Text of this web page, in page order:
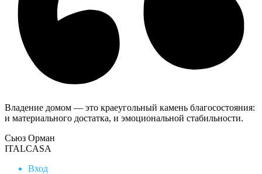
Владение домом — это краеугольный камень благосостояния:
и материального достатка, и эмоциональной стабильности.
Сьюз Орман
ITALCASA
Вход